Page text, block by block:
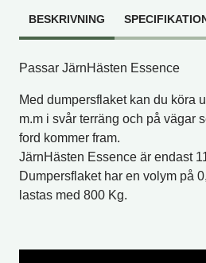
BESKRIVNING
Passar JärnHästen Essence
Med dumpersflaket kan du köra
m.m i svår terräng och på vägar
ford kommer fram.
JärnHästen Essence är endast
Dumpersflaket har en volym på
lastas med 800 Kg.